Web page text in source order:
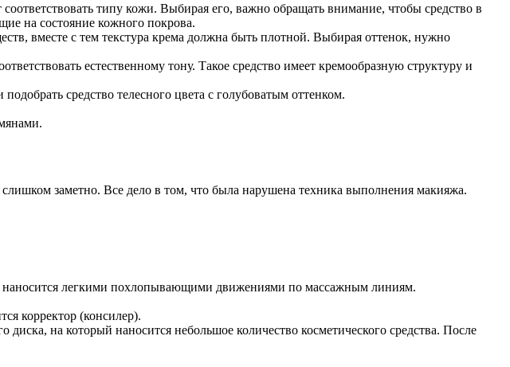
типу кожи. Выбирая его, важно обращать внимание, чтобы средство в
на состояние кожного покрова.
вместе с тем текстура крема должна быть плотной. Выбирая оттенок, нужно
естественному тону. Такое средство имеет кремообразную структуру и
средство телесного цвета с голубоватым оттенком.
заметно. Все дело в том, что была нарушена техника выполнения макияжа.
наносится легкими похлопывающими движениями по массажным линиям.
корректор (консилер).
на который наносится небольшое количество косметического средства. После